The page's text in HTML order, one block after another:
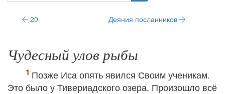
20 Деяния посланников
Чудесный улов рыбы
Позже Иса опять явился Своим ученикам.
Это было у Тивериадского озера. Произошло всё